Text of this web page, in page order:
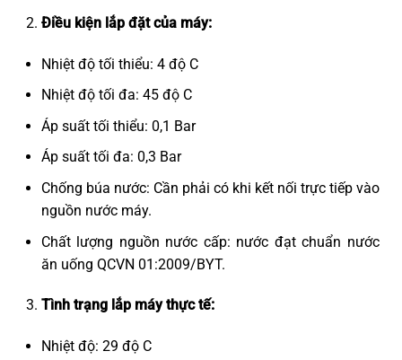
Điều kiện lắp đặt của máy:
Nhiệt độ tối thiểu: 4 độ C
Nhiệt độ tối đa: 45 độ C
Áp suất tối thiểu: 0,1 Bar
Áp suất tối đa: 0,3 Bar
Chống búa nước: Cần phải có khi kết nối trực tiếp vào
nguồn nước máy.
Chất lượng nguồn nước cấp: nước đạt chuẩn nước
ăn uống QCVN 01:2009/BYT.
Tình trạng lắp máy thực tế:
Nhiệt độ: 29 độ C